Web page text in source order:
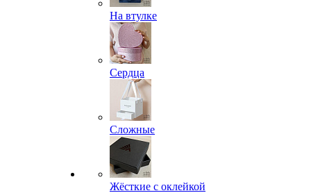
На втулке
Сердца
Сложные
Жёсткие с оклейкой